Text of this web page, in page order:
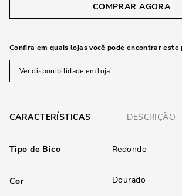
COMPRAR AGORA
Confira em quais lojas você pode encontrar este
Ver disponibilidade em loja
CARACTERÍSTICAS DESCRIÇÃO
Tipo de Bico Redondo
Cor Dourado